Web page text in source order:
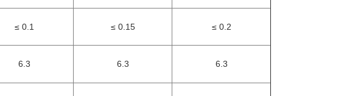
≤ 0.1 ≤ 0.15 ≤ 0.2
6.3 6.3 6.3